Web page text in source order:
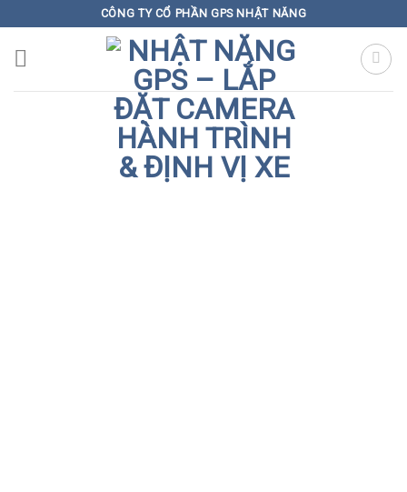
CÔNG TY CỔ PHẦN GPS NHẬT NĂNG